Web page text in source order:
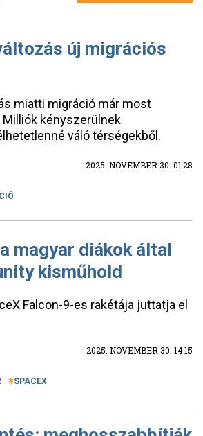
új migrációs
miatti migráció már most
kényszerülnek
váló térségekből.
2025. NOVEMBER 30. 01:28
magyar diákok által
kisműhold
Falcon-9-es rakétája juttatja el
2025. NOVEMBER 30. 14:15
SPACEX